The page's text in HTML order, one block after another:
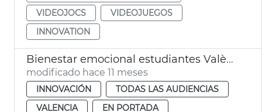
VIDEOJOCS
VIDEOJUEGOS
INNOVATION
Bienestar emocional estudiantes València Game City
modificado hace 11 meses
INNOVACIÓN
TODAS LAS AUDIENCIAS
VALENCIA
EN PORTADA